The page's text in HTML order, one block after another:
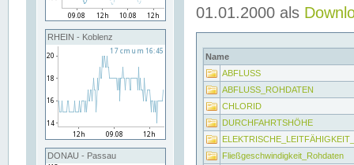
RHEIN - Koblenz
DONAU - Passau
01.01.2000 als
Name
ABFLUSS
ABFLUSS_ROHDATEN
CHLORID
DURCHFAHRTSHÖHE
Fließgeschwindigkeit_Rohdaten